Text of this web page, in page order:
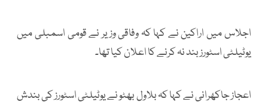
اجلاس میں اراکین نے کہا کہ وفاقی وزیر نے قومی اسمبلی میں
یوٹیلٹی اسٹورز بند نہ کرنے کا اعلان کیا تھا۔
اعجاز جاکھرانی نے کہا کہ بلاول بھٹو نے یوٹیلٹی اسٹورز کی بندش